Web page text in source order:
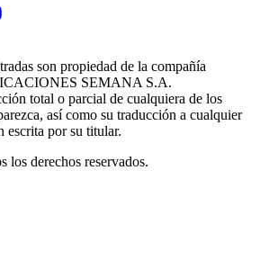
window
son propiedad de la compañía
SEMANA S.A.
total o parcial de cualquiera de los
así como su traducción a cualquier
escrita por su titular.
los derechos reservados.